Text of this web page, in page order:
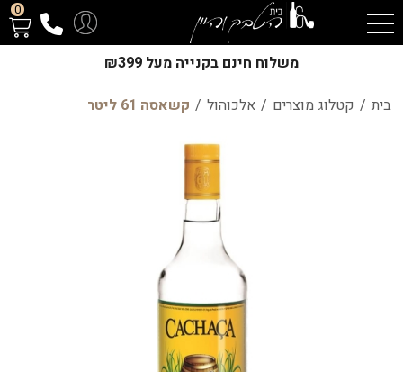
0
משלוח חינם בקנייה מעל ₪399
בית / קטלוג מוצרים / אלכוהול / קשאסה 61 ליטר